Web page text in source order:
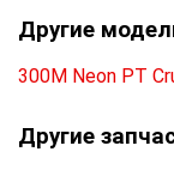
Другие
300M Neon PT
Другие